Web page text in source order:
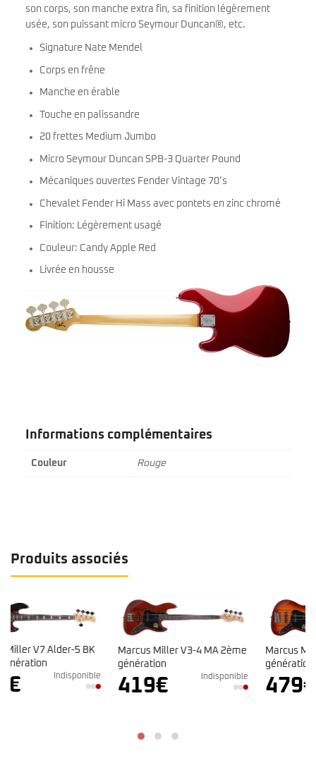
son corps, son manche extra fin, sa finition légèrement
usée, son puissant micro Seymour Duncan®, etc.
Signature Nate Mendel
Corps en frêne
Manche en érable
Touche en palissandre
20 frettes Medium Jumbo
Micro Seymour Duncan SPB-3 Quarter Pound
Mécaniques ouvertes Fender Vintage 70’s
Chevalet Fender Hi Mass avec pontets en zinc chromé
Finition: Légèrement usagé
Couleur: Candy Apple Red
Livrée en housse
Informations complémentaires
Couleur Rouge
Produits associés
Marcus Miller V3-4 MA 2ème
génération
€ Indisponible
Marcus Miller V3-5 TS 2ème
479€ Indisponible